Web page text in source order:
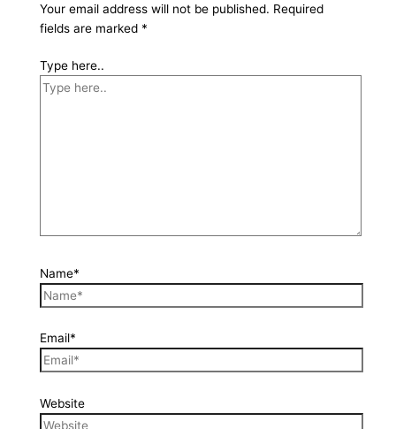
Your email address will not be published. Required
fields are marked *
Type here..
Name*
Email*
Website